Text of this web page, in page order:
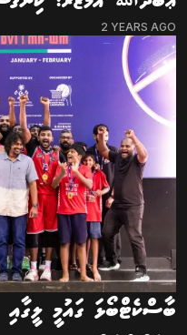
2 YEARS AGO
ބާސްކެޓްބޯޅަ ގައުމީ